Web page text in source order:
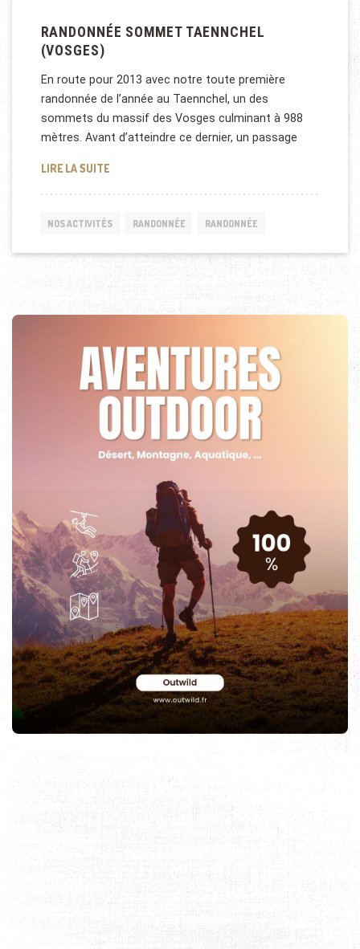
RANDONNÉE SOMMET TAENNCHEL
(VOSGES)
En route pour 2013 avec notre toute première
randonnée de l’année au Taennchel, un des
sommets du massif des Vosges culminant à 988
mètres. Avant d’atteindre ce dernier, un passage
LIRE LA SUITERANDONNÉE SOMMET TAENNCHEL (VOSGES)
NOS ACTIVITÉS RANDONNÉE RANDONNÉE